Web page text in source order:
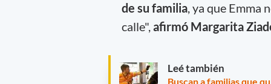
de su familia, ya que Emma
calle",afirmó Margarita
Leé también
Buscan a familias que